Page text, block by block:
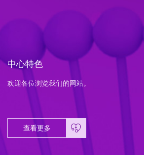
中心特色
欢迎各位浏览我们的网站。
查看更多